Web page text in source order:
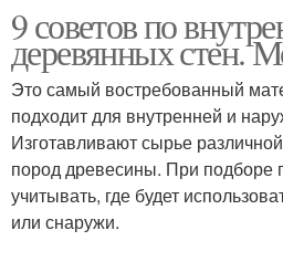
доме
Стен из бруса
9 советов по
деревянных стен.
Это самый востребованный
подходит для внутренней и
Изготавливают сырье
пород древесины. При подборе
учитывать, где будет
или снаружи.